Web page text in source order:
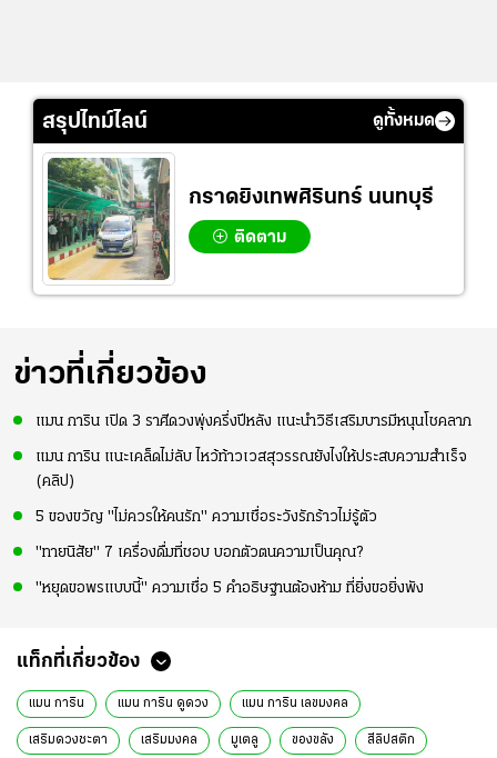
สรุปไทม์ไลน์ ดูทั้งหมด
กราดยิงเทพศิรินทร์ นนทบุรี
ติดตาม
ข่าวที่เกี่ยวข้อง
แมน การิน เปิด 3 ราศีดวงพุ่งครึ่งปีหลัง แนะนำวิธีเสริมบารมีหนุนโชคลาภ
แมน การิน แนะเคล็ดไม่ลับ ไหว้ท้าวเวสสุวรรณยังไงให้ประสบความสำเร็จ
(คลิป)
5 ของขวัญ "ไม่ควรให้คนรัก" ความเชื่อระวังรักร้าวไม่รู้ตัว
"ทายนิสัย" 7 เครื่องดื่มที่ชอบ บอกตัวตนความเป็นคุณ?
"หยุดขอพรแบบนี้" ความเชื่อ 5 คำอธิษฐานต้องห้าม ที่ยิ่งขอยิ่งพัง
แท็กที่เกี่ยวข้อง
แมน การิน แมน การิน ดูดวง แมน การิน เลขมงคล
เสริมดวงชะตา เสริมมงคล มูเตลู ของขลัง สีลิปสติก